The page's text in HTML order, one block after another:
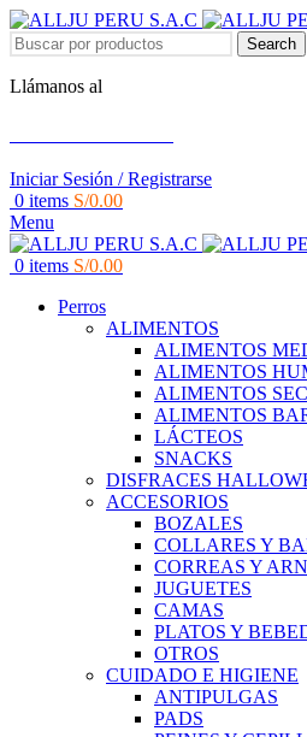
Search
Llámanos al
Iniciar Sesión / Registrarse
0 items S/0.00
Menu
0 items S/0.00
Perros
ALIMENTOS
ALIMENTOS
ALIMENTOS
ALIMENTOS
ALIMENTOS
LÁCTEOS
SNACKS
DISFRACES
ACCESORIOS
BOZALES
COLLARES Y
CORREAS Y
JUGUETES
CAMAS
PLATOS Y
OTROS
CUIDADO E HIGIENE
ANTIPULGAS
PADS